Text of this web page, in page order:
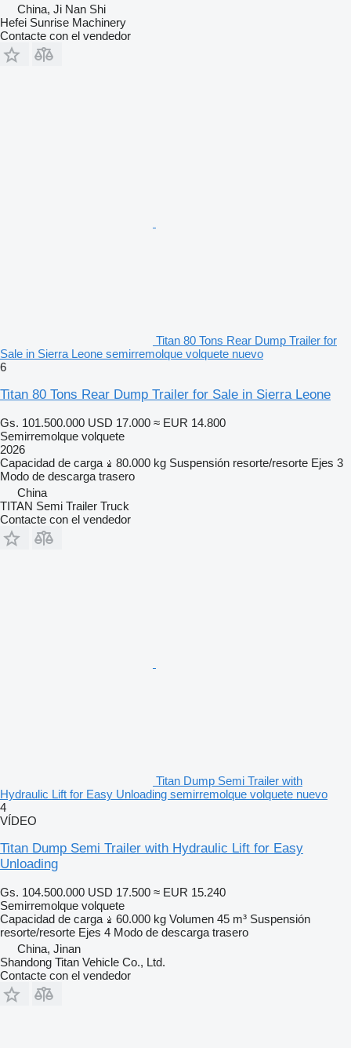
China, Ji Nan Shi
Hefei Sunrise Machinery
Contacte con el vendedor
Titan 80 Tons Rear Dump Trailer for
Sale in Sierra Leone semirremolque volquete nuevo
6
Titan 80 Tons Rear Dump Trailer for Sale in Sierra Leone
Gs. 101.500.000 USD 17.000 ≈ EUR 14.800
Semirremolque volquete
2026
Capacidad de carga
80.000 kg Suspensión resorte/resorte Ejes 3
Modo de descarga trasero
China
TITAN Semi Trailer Truck
Contacte con el vendedor
Titan Dump Semi Trailer with
Hydraulic Lift for Easy Unloading semirremolque volquete nuevo
4
VÍDEO
Titan Dump Semi Trailer with Hydraulic Lift for Easy
Unloading
Gs. 104.500.000 USD 17.500 ≈ EUR 15.240
Semirremolque volquete
Capacidad de carga
60.000 kg Volumen 45 m³ Suspensión
resorte/resorte Ejes 4 Modo de descarga trasero
China, Jinan
Shandong Titan Vehicle Co., Ltd.
Contacte con el vendedor